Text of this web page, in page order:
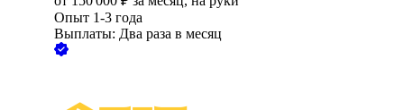
Опыт 1-3 года
Выплаты: Два раза в месяц